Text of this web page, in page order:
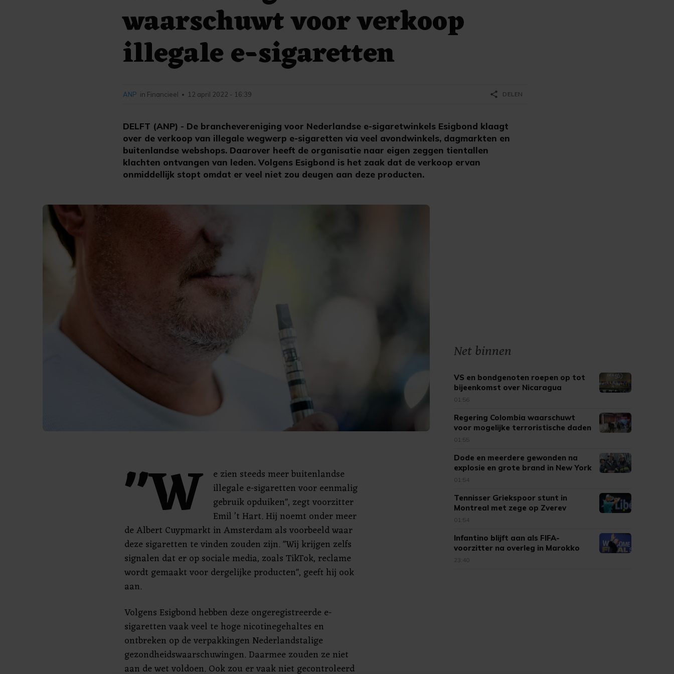
waarschuwt voor verkoop
illegale e-sigaretten
DELFT (ANP) - De branchevereniging voor Nederlandse e-sigaretwinkels Esigbond klaagt
over de verkoop van illegale wegwerp e-sigaretten via veel avondwinkels, dagmarkten en
buitenlandse webshops. Daarover heeft de organisatie naar eigen zeggen tientallen
klachten ontvangen van leden. Volgens Esigbond is het zaak dat de verkoop ervan
onmiddellijk stopt omdat er veel niet zou deugen aan deze producten.
ANP in Financieel • 12 april 2022 - 16:39 share DELEN
"W
e zien steeds meer buitenlandse
illegale e-sigaretten voor eenmalig
gebruik opduiken", zegt voorzitter
Emil ’t Hart. Hij noemt onder meer
de Albert Cuypmarkt in Amsterdam als voorbeeld waar
deze sigaretten te vinden zouden zijn. "Wij krijgen zelfs
signalen dat er op sociale media, zoals TikTok, reclame
wordt gemaakt voor dergelijke producten", geeft hij ook
aan.
Volgens Esigbond hebben deze ongeregistreerde e-
sigaretten vaak veel te hoge nicotinegehaltes en
ontbreken op de verpakkingen Nederlandstalige
gezondheidswaarschuwingen. Daarmee zouden ze niet
aan de wet voldoen. Ook zou er vaak niet gecontroleerd
Net binnen
VS en bondgenoten roepen op tot
bijeenkomst over Nicaragua
01:56
Regering Colombia waarschuwt
voor mogelijke terroristische daden
01:55
Dode en meerdere gewonden na
explosie en grote brand in New York
01:54
Tennisser Griekspoor stunt in
Montreal met zege op Zverev
01:54
Infantino blijft aan als FIFA-
voorzitter na overleg in Marokko
23:40